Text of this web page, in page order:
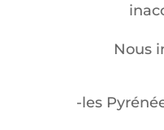
Nous
-les